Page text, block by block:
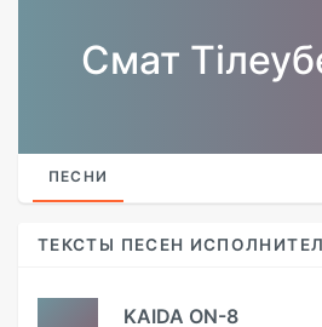
Смат
ПЕСНИ
ТЕКСТЫ ПЕСЕН
KAIDA ON-8